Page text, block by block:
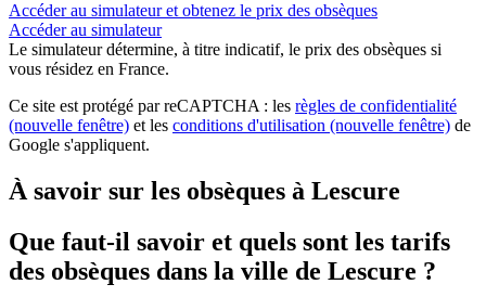
Accéder au simulateur et obtenez le prix des obsèques
Accéder au simulateur
Le simulateurdétermine, à titre indicatif, le prix des obsèques si
vous résidez en France.
Ce site est protégé par reCAPTCHA : les règles de confidentialité
(nouvelle fenêtre) et les conditions d'utilisation (nouvelle fenêtre) de
Google s'appliquent.
À savoir sur les obsèques à Lescure
Que faut-il savoir et quels sont les tarifs
des obsèques dans la ville de Lescure ?